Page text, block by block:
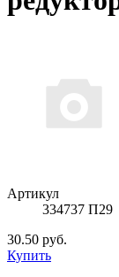
Артикул
334737 П29
30.50 руб.
Купить